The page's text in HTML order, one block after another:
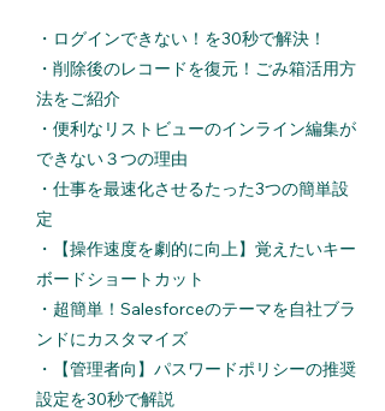
・ ログインできない！を30秒で解決！
・ 削除後のレコードを復元！ごみ箱活用方
法をご紹介
・ 便利なリストビューのインライン編集が
できない３つの理由
・ 仕事を最速化させるたった3つの簡単設
定
・
【操作速度を劇的に向上】覚えたいキー
ボードショートカット
・ 超簡単！Salesforceのテーマを自社ブラ
ンドにカスタマイズ
・
【管理者向】パスワードポリシーの推奨
設定を30秒で解説